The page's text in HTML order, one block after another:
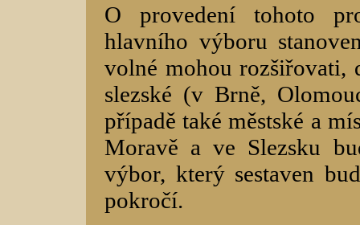
O provedení tohoto
hlavního výboru
volné mohou rozšiřovati,
slezské (v Brně,
případě také městské a
Moravě a ve Slezsku
výbor, který sestaven
pokročí.